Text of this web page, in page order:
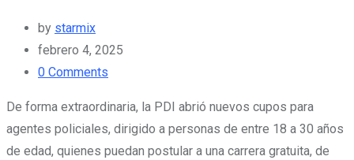
by starmix
febrero 4, 2025
0 Comments
De forma extraordinaria, la PDI abrió nuevos cupos para
agentes policiales, dirigido a personas de entre 18 a 30 años
de edad, quienes puedan postular a una carrera gratuita, de